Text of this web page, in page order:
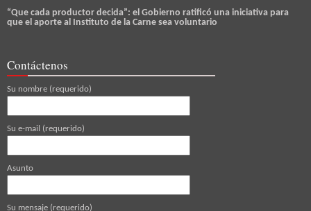
“Que cada productor decida”: el Gobierno ratificó una iniciativa para
que el aporte al Instituto de la Carne sea voluntario
Contáctenos
Su nombre (requerido)
Su e-mail (requerido)
Asunto
Su mensaje (requerido)